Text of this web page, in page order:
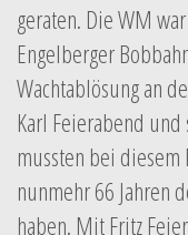
geraten. Die WM
Engelberger
Wachtablösung an
Karl Feierabend
mussten bei
nunmehr 66 Jahren
haben. Mit Fritz